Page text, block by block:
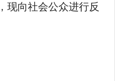
现向社会公众进行反